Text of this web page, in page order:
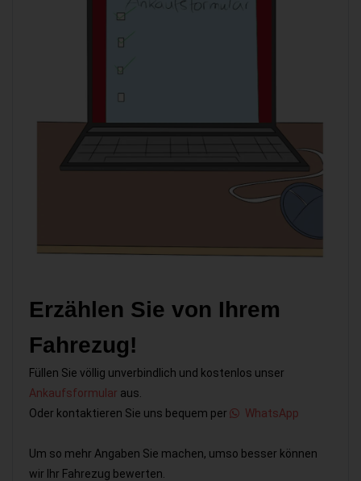
Erzählen Sie von Ihrem
Fahrezug!
Füllen Sie völlig unverbindlich und kostenlos unser
Ankaufsformular aus.
Oder kontaktieren Sie uns bequem per
WhatsApp
Um so mehr Angaben Sie machen, umso besser können
wir Ihr Fahrezug bewerten.